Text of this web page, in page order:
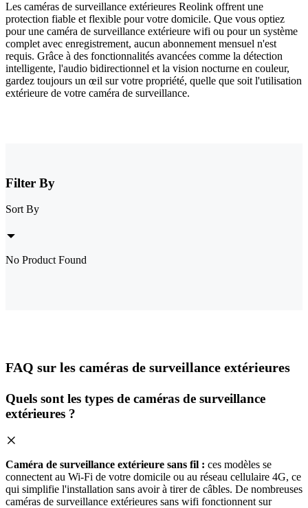
Les caméras de surveillance extérieures Reolink offrent une
protection fiable et flexible pour votre domicile. Que vous optiez
pour une caméra de surveillance extérieure wifi ou pour un système
complet avec enregistrement, aucun abonnement mensuel n'est
requis. Grâce à des fonctionnalités avancées comme la détection
intelligente, l'audio bidirectionnel et la vision nocturne en couleur,
gardez toujours un œil sur votre propriété, quelle que soit l'utilisation
extérieure de votre caméra de surveillance.
Filter By
Sort By
No Product Found
FAQ sur les caméras de surveillance extérieures
Quels sont les types de caméras de surveillance
extérieures ?
Caméra de surveillance extérieure sans fil : ces modèles se
connectent au Wi-Fi de votre domicile ou au réseau cellulaire 4G, ce
qui simplifie l'installation sans avoir à tirer de câbles. De nombreuses
caméras de surveillance extérieures sans wifi fonctionnent sur